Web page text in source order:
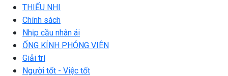
THIẾU NHI
Chính sách
Nhịp cầu nhân ái
ỐNG KÍNH PHÓNG VIÊN
Giải trí
Người tốt - Việc tốt